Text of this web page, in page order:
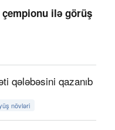
çempionu ilə görüş
qələbəsini qazanıb
növləri